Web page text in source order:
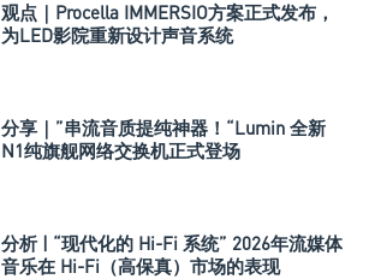
观点｜Procella IMMERSIO方案正式发布，
为LED影院重新设计声音系统
分享｜”串流音质提纯神器！“Lumin 全新
N1纯旗舰网络交换机正式登场
分析 | “现代化的 Hi-Fi 系统” 2026年流媒体
音乐在 Hi-Fi（高保真）市场的表现